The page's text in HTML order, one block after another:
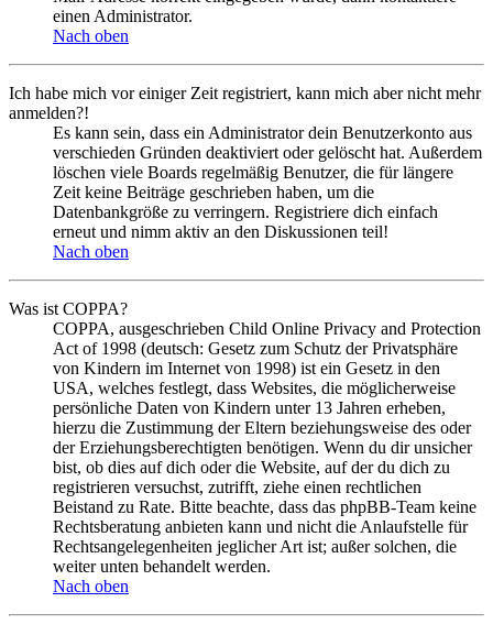
einen Administrator.
Nach oben
Ich habe mich vor einiger Zeit registriert, kann mich aber nicht mehr
anmelden?!
Es kann sein, dass ein Administrator dein Benutzerkonto aus
verschieden Gründen deaktiviert oder gelöscht hat. Außerdem
löschen viele Boards regelmäßig Benutzer, die für längere
Zeit keine Beiträge geschrieben haben, um die
Datenbankgröße zu verringern. Registriere dich einfach
erneut und nimm aktiv an den Diskussionen teil!
Nach oben
Was ist COPPA?
COPPA, ausgeschrieben Child Online Privacy and Protection
Act of 1998 (deutsch: Gesetz zum Schutz der Privatsphäre
von Kindern im Internet von 1998) ist ein Gesetz in den
USA, welches festlegt, dass Websites, die möglicherweise
persönliche Daten von Kindern unter 13 Jahren erheben,
hierzu die Zustimmung der Eltern beziehungsweise des oder
der Erziehungsberechtigten benötigen. Wenn du dir unsicher
bist, ob dies auf dich oder die Website, auf der du dich zu
registrieren versuchst, zutrifft, ziehe einen rechtlichen
Beistand zu Rate. Bitte beachte, dass das phpBB-Team keine
Rechtsberatung anbieten kann und nicht die Anlaufstelle für
Rechtsangelegenheiten jeglicher Art ist; außer solchen, die
weiter unten behandelt werden.
Nach oben